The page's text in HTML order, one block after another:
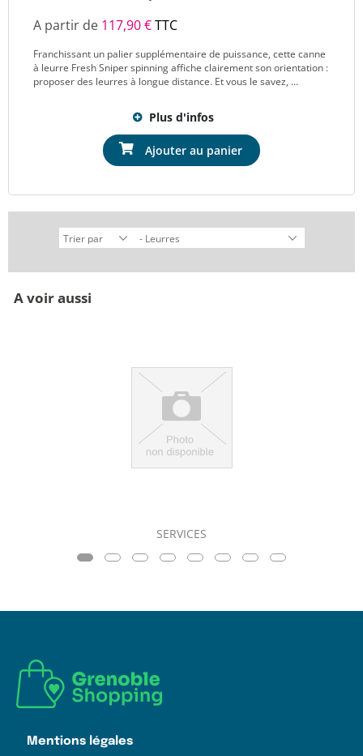
A partir de 117,90 €TTC
Franchissant un palier supplémentaire de puissance, cette canne
à leurre Fresh Sniper spinning affiche clairement son orientation :
proposer des leurres à longue distance. Et vous le savez, ...
Plus d'infos
Ajouter au panier
A voir aussi
SERVICES
Mentions légales